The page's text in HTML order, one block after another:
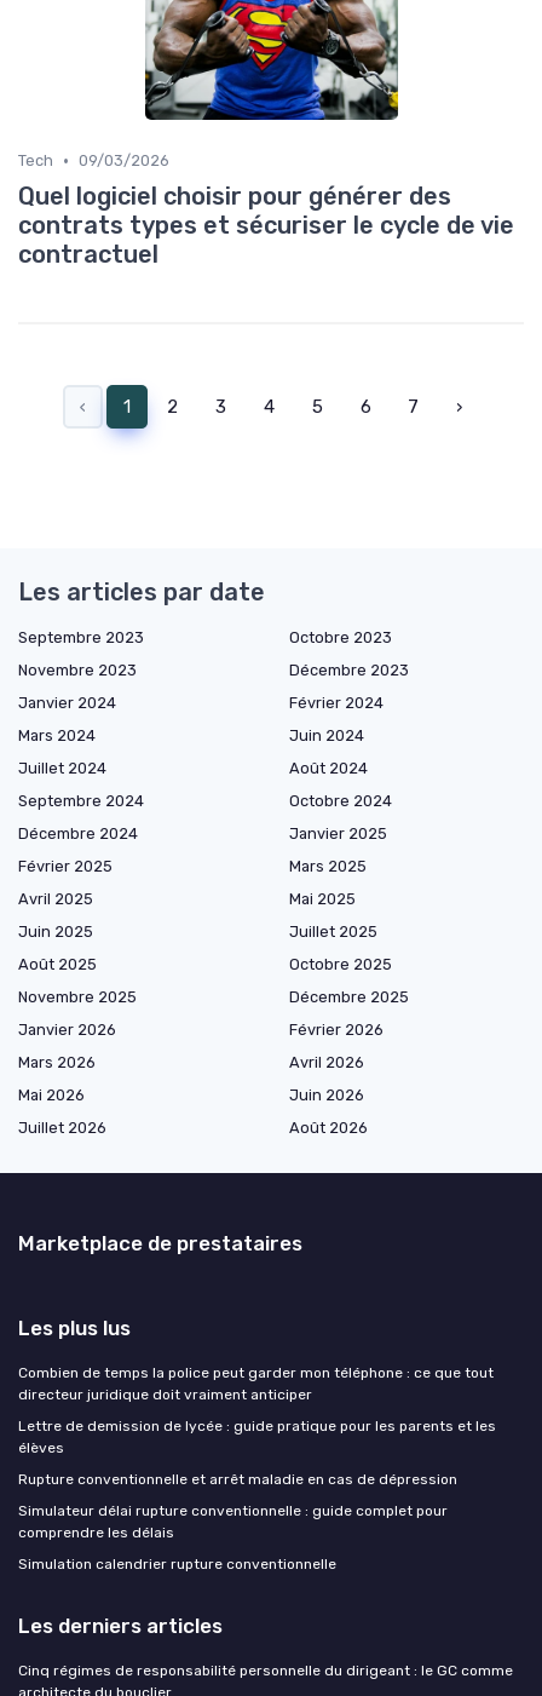
Tech • 09/03/2026
Quel logiciel choisir pour générer des
contrats types et sécuriser le cycle de vie
contractuel
‹ 1 2 3 4 5 6 7 ›
Les articles par date
Septembre 2023
Octobre 2023
Novembre 2023
Décembre 2023
Janvier 2024
Février 2024
Mars 2024
Juin 2024
Juillet 2024
Août 2024
Septembre 2024
Octobre 2024
Décembre 2024
Janvier 2025
Février 2025
Mars 2025
Avril 2025
Mai 2025
Juin 2025
Juillet 2025
Août 2025
Octobre 2025
Novembre 2025
Décembre 2025
Janvier 2026
Février 2026
Mars 2026
Avril 2026
Mai 2026
Juin 2026
Juillet 2026
Août 2026
Marketplace de prestataires
Les plus lus
Combien de temps la police peut garder mon téléphone : ce que tout
directeur juridique doit vraiment anticiper
Lettre de demission de lycée : guide pratique pour les parents et les
élèves
Rupture conventionnelle et arrêt maladie en cas de dépression
Simulateur délai rupture conventionnelle : guide complet pour
comprendre les délais
Simulation calendrier rupture conventionnelle
Les derniers articles
Cinq régimes de responsabilité personnelle du dirigeant : le GC comme
architecte du bouclier